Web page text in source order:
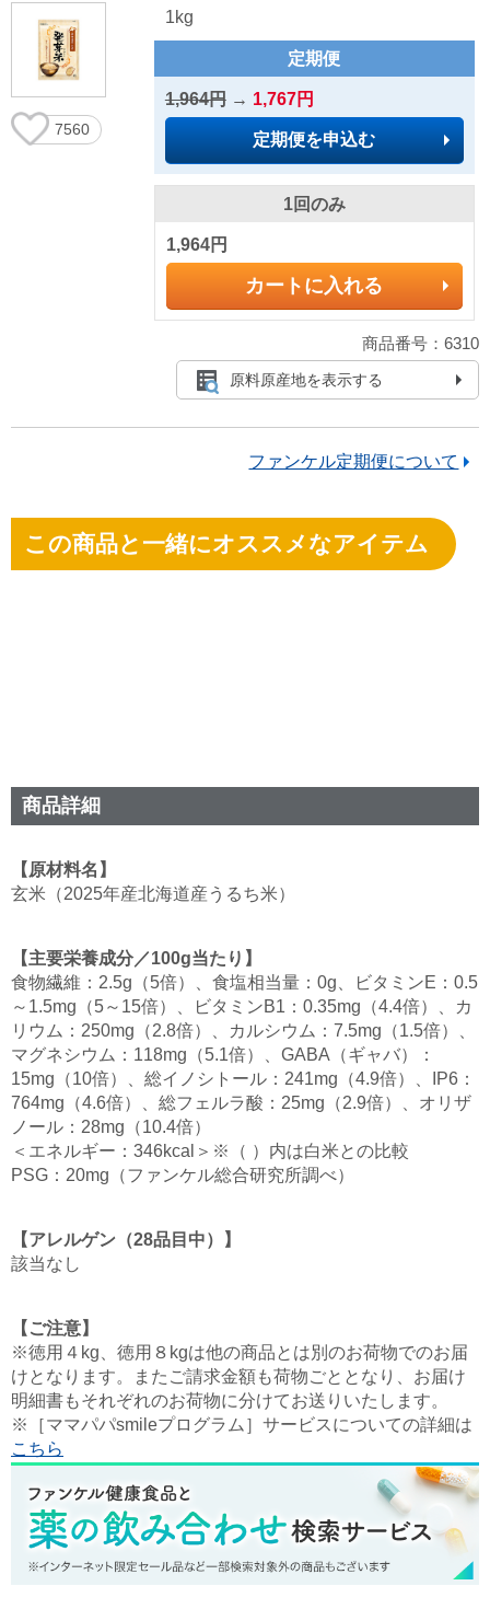
7560
1kg
定期便
1,964円→ 1,767円
定期便を申込む
1回のみ
1,964円
カートに入れる
商品番号：6310
原料原産地を表示する
ファンケル定期便について
この商品と一緒にオススメなアイテム
商品詳細
【原材料名】
玄米（2025年産北海道産うるち米）
【主要栄養成分／100g当たり】
食物繊維：2.5g（5倍）、食塩相当量：0g、ビタミンE：0.5
～1.5mg（5～15倍）、ビタミンB1：0.35mg（4.4倍）、カ
リウム：250mg（2.8倍）、カルシウム：7.5mg（1.5倍）、
マグネシウム：118mg（5.1倍）、GABA（ギャバ）：
15mg（10倍）、総イノシトール：241mg（4.9倍）、IP6：
764mg（4.6倍）、総フェルラ酸：25mg（2.9倍）、オリザ
ノール：28mg（10.4倍）
＜エネルギー：346kcal＞※（ ）内は白米との比較
PSG：20mg（ファンケル総合研究所調べ）
【アレルゲン（28品目中）】
該当なし
【ご注意】
※徳用４kg、徳用８kgは他の商品とは別のお荷物でのお届
けとなります。またご請求金額も荷物ごととなり、お届け
明細書もそれぞれのお荷物に分けてお送りいたします。
※［ママパパsmileプログラム］サービスについての詳細は
こちら